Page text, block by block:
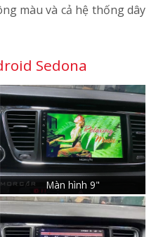
màu và cả hệ thống dây
Sedona
Màn hình 9"